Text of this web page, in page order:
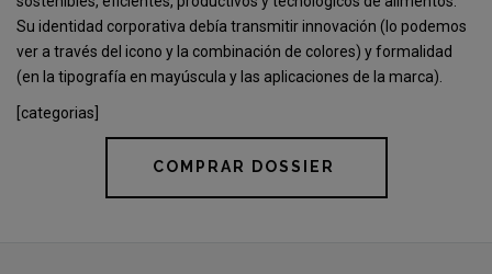
Su identidad corporativa debía transmitir innovación (lo podemos
ver a través del icono y la combinación de colores) y formalidad
(en la tipografía en mayúscula y las aplicaciones de la marca).
[categorias]
COMPRAR DOSSIER